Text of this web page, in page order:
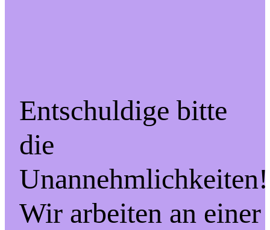
Entschuldige bitte
die
Unannehmlichkeiten!
Wir arbeiten an einer